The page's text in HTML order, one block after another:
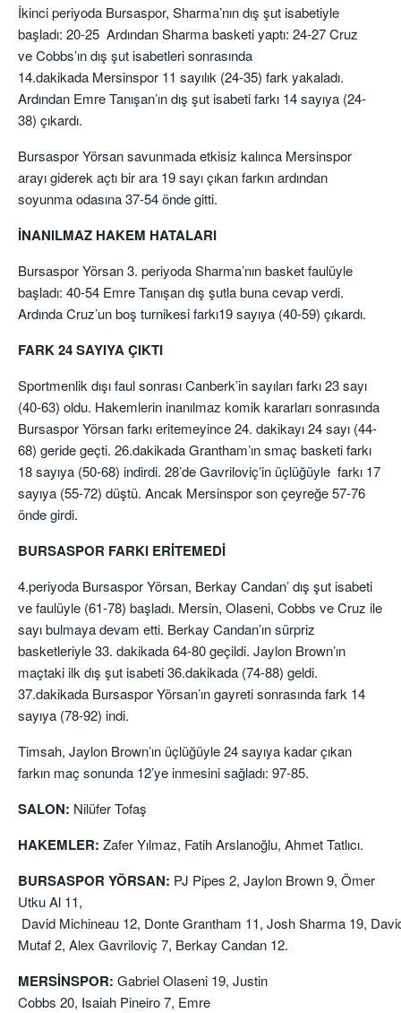
İkinci periyoda Bursaspor, Sharma’nındış şut isabetiyle
başladı: 20-25 ArdındanSharmabasketi yaptı: 24-27 Cruz
veCobbs’ındış şut isabetleri sonrasında
14.dakikada Mersinspor 11 sayılık (24-35) fark yakaladı.
Ardından EmreTanışan’ındış şut isabeti farkı 14 sayıya (24-
38) çıkardı.
BursasporYörsansavunmada etkisiz kalınca Mersinspor
arayıgiderek açtı bir ara 19 sayı çıkan farkın ardından
soyunma odasına 37-54 önde gitti.
İNANILMAZ HAKEM HATALARI
BursasporYörsan3. periyodaSharma’nınbasket faulüyle
başladı: 40-54 Emre Tanışan dış şutla buna cevap verdi.
ArdındaCruz’un boş turnikesi farkı19 sayıya (40-59) çıkardı.
FARK 24 SAYIYA ÇIKTI
Sportmenlik dışı faul sonrası Canberk’in sayıları farkı 23 sayı
(40-63) oldu. Hakemlerin inanılmaz komik kararları sonrasında
BursasporYörsanfarkı eritemeyince 24. dakikayı 24 sayı (44-
68) geride geçti. 26.dakikadaGrantham’ınsmaç basketi farkı
18 sayıya (50-68) indirdi. 28’deGavriloviç’in üçlüğüyle farkı 17
sayıya (55-72) düştü. Ancak Mersinsporson çeyreğe 57-76
önde girdi.
BURSASPOR FARKI ERİTEMEDİ
4.periyoda BursasporYörsan, Berkay Candan’dış şut isabeti
ve faulüyle (61-78) başladı. Mersin, Olaseni, Cobbs ve Cruz ile
sayı bulmaya devam etti. Berkay Candan’ın sürpriz
basketleriyle 33. dakikada 64-80 geçildi. Jaylon Brown’ın
maçtaki ilk dış şut isabeti 36.dakikada (74-88) geldi.
37.dakikada BursasporYörsan’ıngayreti sonrasında fark 14
sayıya (78-92) indi.
Timsah, Jaylon Brown’ın üçlüğüyle 24 sayıya kadar çıkan
farkın maç sonunda 12’ye inmesini sağladı: 97-85.
SALON: Nilüfer Tofaş
HAKEMLER: Zafer Yılmaz, Fatih Arslanoğlu, Ahmet Tatlıcı.
BURSASPOR YÖRSAN: PJ Pipes 2, Jaylon Brown9, Ömer
Utku Al 11,
David Michineau 12, DonteGrantham 11, JoshSharma 19,
Mutaf2, Alex Gavriloviç 7, Berkay Candan 12.
MERSİNSPOR: GabrielOlaseni 19, Justin
Cobbs 20, Isaiah Pineiro7, Emre